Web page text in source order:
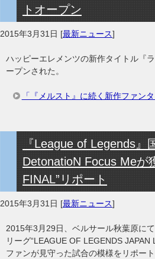
トオープン
2015年3月31日 [最新ニュース]
ハッピーエレメンツの新作タイトル『
ープンされた。
「『メルスト』に続く新作ファン
『League of Legends』
DetonatioN Focus Me
FINAL”リポート
2015年3月31日 [最新ニュース]
2015年3月29日、ベルサール秋葉原に
リーグ“LEAGUE OF LEGENDS
ファンが見守った試合の模様をリポート